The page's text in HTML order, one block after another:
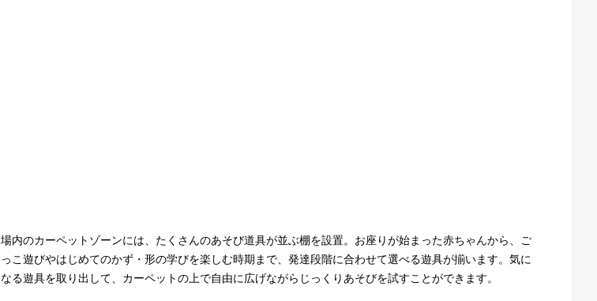
場内のカーペットゾーンには、たくさんのあそび道具が並ぶ棚を設置。お座りが始まった赤ちゃんから、ご
っこ遊びやはじめてのかず・形の学びを楽しむ時期まで、発達段階に合わせて選べる遊具が揃います。気に
なる遊具を取り出して、カーペットの上で自由に広げながらじっくりあそびを試すことができます。